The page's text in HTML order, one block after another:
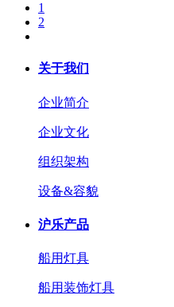
1
2
关于我们
企业简介
企业文化
组织架构
设备&容貌
沪乐产品
船用灯具
船用装饰灯具